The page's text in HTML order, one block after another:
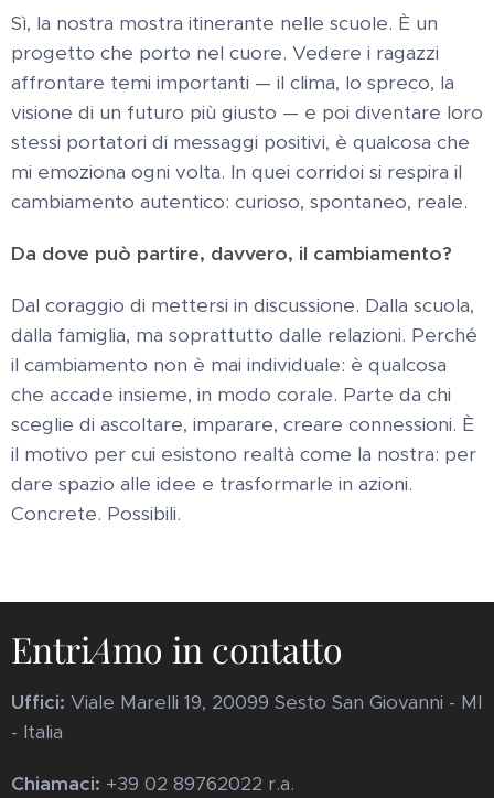
Sì, la nostra mostra itinerante nelle scuole. È un
progetto che porto nel cuore. Vedere i ragazzi
affrontare temi importanti — il clima, lo spreco, la
visione di un futuro più giusto — e poi diventare loro
stessi portatori di messaggi positivi, è qualcosa che
mi emoziona ogni volta. In quei corridoi si respira il
cambiamento autentico: curioso, spontaneo, reale.
Da dove può partire, davvero, il cambiamento?
Dal coraggio di mettersi in discussione. Dalla scuola,
dalla famiglia, ma soprattutto dalle relazioni. Perché
il cambiamento non è mai individuale: è qualcosa
che accade insieme, in modo corale. Parte da chi
sceglie di ascoltare, imparare, creare connessioni. È
il motivo per cui esistono realtà come la nostra: per
dare spazio alle idee e trasformarle in azioni.
Concrete. Possibili.
EntriAmo in contatto
Uffici: Viale Marelli 19, 20099 Sesto San Giovanni - MI
- Italia
Chiamaci: +39 02 89762022 r.a.